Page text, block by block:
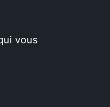
vous